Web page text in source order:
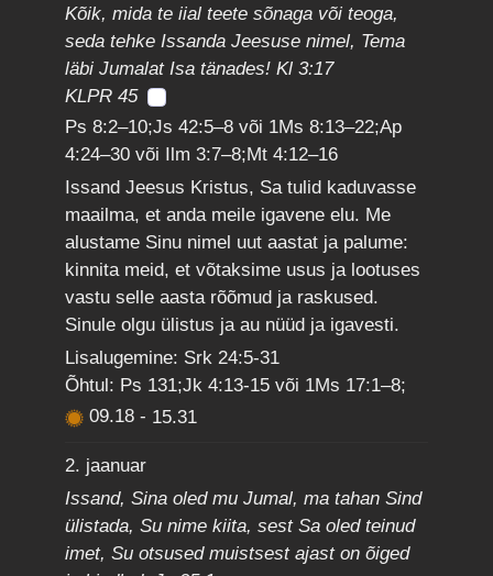
Kõik, mida te iial teete sõnaga või teoga,
seda tehke Issanda Jeesuse nimel, Tema
läbi Jumalat Isa tänades! Kl 3:17
KLPR 45
Ps 8:2–10;Js 42:5–8 või 1Ms 8:13–22;Ap
4:24–30 või Ilm 3:7–8;Mt 4:12–16
Issand Jeesus Kristus, Sa tulid kaduvasse
maailma, et anda meile igavene elu. Me
alustame Sinu nimel uut aastat ja palume:
kinnita meid, et võtaksime usus ja lootuses
vastu selle aasta rõõmud ja raskused.
Sinule olgu ülistus ja au nüüd ja igavesti.
Lisalugemine: Srk 24:5-31
Õhtul: Ps 131;Jk 4:13-15 või 1Ms 17:1–8;
09.18- 15.31
2. jaanuar
Issand, Sina oled mu Jumal, ma tahan Sind
ülistada, Su nime kiita, sest Sa oled teinud
imet, Su otsused muistsest ajast on õiged